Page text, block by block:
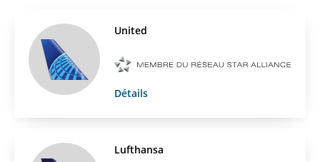
United
Détails
Lufthansa